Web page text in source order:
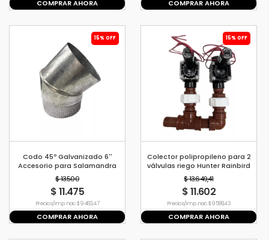
COMPRAR AHORA COMPRAR AHORA
15% OFF
Codo 45º Galvanizado 6''
Accesorio para Salamandra
Tromen
$ 13.500
$ 11.475
Precio s/imp. nac. $ 9483,47
COMPRAR AHORA
15% OFF
Colector polipropileno para 2
válvulas riego Hunter Rainbird
$ 13.649,41
$ 11.602
Precio s/imp. nac. $ 9588,43
COMPRAR AHORA